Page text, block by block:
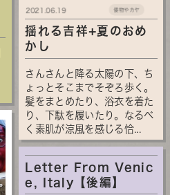
揺れる吉祥+夏のおめ
かし
さんさんと降る太陽の下、ち
ょっとそこまでそぞろ歩く。
髪をまとめたり、浴衣を着た
り、下駄を履いたり。なるべ
く素肌が涼風を感じる恰...
2021.06.19 倭物やカヤ
Letter From Venic
e, Italy【後編】